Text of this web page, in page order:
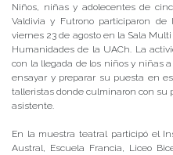
Niños, niñas y adolecentes de
Valdivia y Futrono participaron
viernes 23 de agosto en la Sala
Humanidades de la UACh. La
con la llegada de los niños y niñas
ensayar y preparar su puesta en
talleristas donde culminaron con su
asistente.
En la muestra teatral participó el
Austral, Escuela Francia, Liceo